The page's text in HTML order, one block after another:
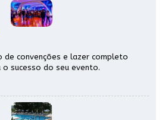
de convenções e lazer completo
o sucesso do seu evento.